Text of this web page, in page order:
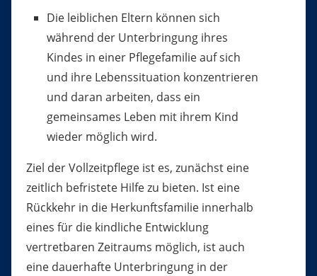
Die leiblichen Eltern können sich
während der Unterbringung ihres
Kindes in einer Pflegefamilie auf sich
und ihre Lebenssituation konzentrieren
und daran arbeiten, dass ein
gemeinsames Leben mit ihrem Kind
wieder möglich wird.
Ziel der Vollzeitpflege ist es, zunächst eine
zeitlich befristete Hilfe zu bieten. Ist eine
Rückkehr in die Herkunftsfamilie innerhalb
eines für die kindliche Entwicklung
vertretbaren Zeitraums möglich, ist auch
eine dauerhafte Unterbringung in der